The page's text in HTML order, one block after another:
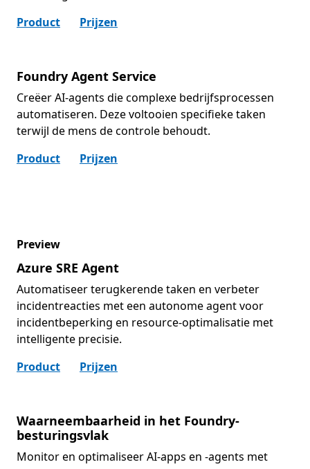
Product
Prijzen
Foundry Agent Service
Creëer AI-agents die complexe bedrijfsprocessen
automatiseren. Deze voltooien specifieke taken
terwijl de mens de controle behoudt.
Product
Prijzen
Preview
Azure SRE Agent
Automatiseer terugkerende taken en verbeter
incidentreacties met een autonome agent voor
incidentbeperking en resource-optimalisatie met
intelligente precisie.
Product
Prijzen
Waarneembaarheid in het Foundry-
besturingsvlak
Monitor en optimaliseer AI-apps en -agents met